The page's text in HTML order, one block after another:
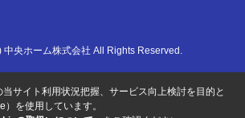
中央ホーム株式会社 All Rights Reserved.
サイト利用状況把握、サービス向上検討を目的と
を使用しています。